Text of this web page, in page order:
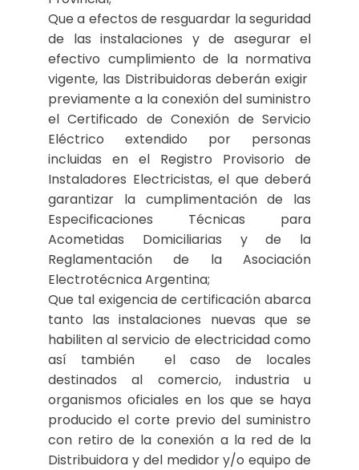
Que a efectos de resguardar la seguridad
de las instalaciones y de asegurar el
efectivo cumplimiento de la normativa
vigente, las Distribuidoras deberán exigir
previamente a la conexión del suministro
el Certificado de Conexión de Servicio
Eléctrico extendido por personas
incluidas en el Registro Provisorio de
Instaladores Electricistas, el que deberá
garantizar la cumplimentación de las
Especificaciones Técnicas para
Acometidas Domiciliarias y de la
Reglamentación de la Asociación
Electrotécnica Argentina;
Que tal exigencia de certificación abarca
tanto las instalaciones nuevas que se
habiliten al servicio de electricidad como
así también el caso de locales
destinados al comercio, industria u
organismos oficiales en los que se haya
producido el corte previo del suministro
con retiro de la conexión a la red de la
Distribuidora y del medidor y/o equipo de